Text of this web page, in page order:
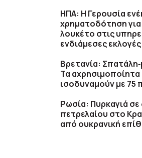
ΗΠΑ: Η Γερουσία
χρηματοδότηση
λουκέτο στις
ενδιάμεσες εκλογές
Βρετανία:
Τα
ισοδυναμούν με 75
Ρωσία: Πυρκαγιά σε
πετρελαίου στο
από ουκρανική